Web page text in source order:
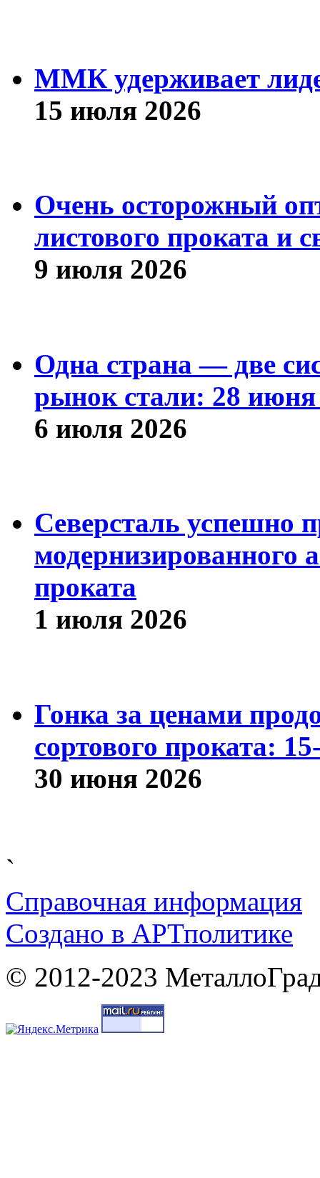
ММК удерживает
15 июля 2026
Очень осторожный
листового проката и
9 июля 2026
Одна страна — две
рынок стали: 28
6 июля 2026
Северсталь успешно
модернизированного
проката
1 июля 2026
Гонка за ценами
сортового проката:
30 июня 2026
`
Справочная информация
Cоздано в АРТполитике
© 2012-2023